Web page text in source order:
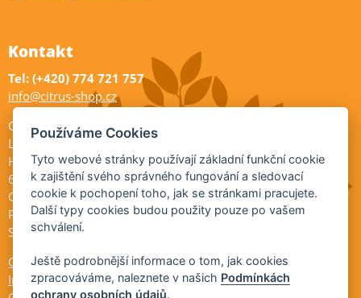
Kontakt
Tel: (+420) 774 721 757
info@citrus-shop.cz
Citrus shop zahradnictví
Legionářů 2
Hodonín
695 01
Otevřeno:
Po-Pá 9-17
So 9-11:30
Ochrana osobních údajů
Informace ÚKZÚZ
Používáme Cookies
Tyto webové stránky používají základní funkční cookie
k zajištění svého správného fungování a sledovací
cookie k pochopení toho, jak se stránkami pracujete.
Další typy cookies budou použity pouze po vašem
schválení.
Ještě podrobnější informace o tom, jak cookies
zpracováváme, naleznete v našich Podmínkách
ochrany osobních údajů.